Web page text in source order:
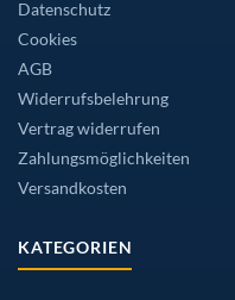
Datenschutz
Cookies
AGB
Widerrufsbelehrung
Vertrag widerrufen
Zahlungsmöglichkeiten
Versandkosten
KATEGORIEN